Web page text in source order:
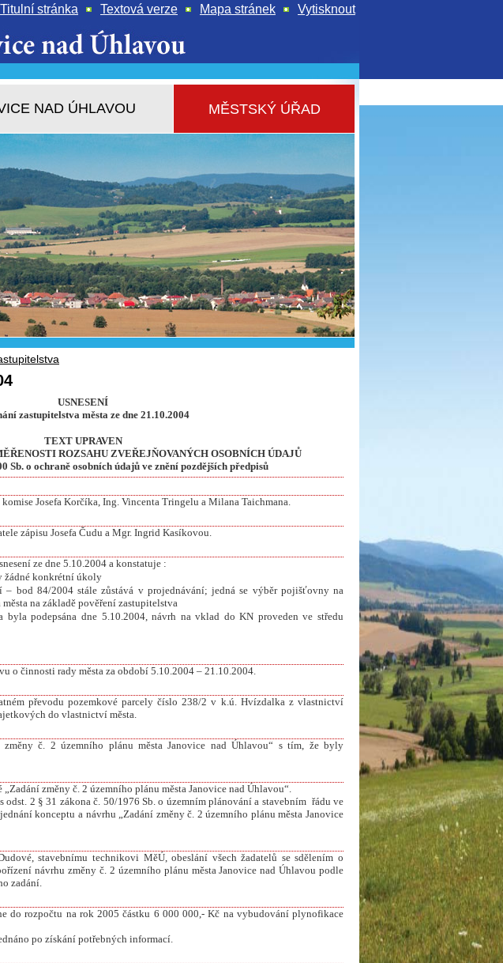
NAD ÚHLAVOU MĚSTSKÝ ÚŘAD
Titulní stránka Textová verze Mapa stránek Vytisknout
USNESENÍ
zastupitelstva města ze dne 21.10.2004
TEXT UPRAVEN
ROZSAHU ZVEŘEJŇOVANÝCH OSOBNÍCH ÚDAJŮ
Sb. o ochraně osobních údajů ve znění pozdějších předpisů
Josefa Korčíka, Ing. Vincenta Tringelu a Milana Taichmana.
zápisu Josefa Čudu a Mgr. Ingrid Kasíkovou.
ze dne 5.10.2004 a konstatuje :
žádné konkrétní úkoly
– bod 84/2004 stále zůstává v projednávání; jedná se výběr pojišťovny na
na základě pověření zastupitelstva
byla podepsána dne 5.10.2004, návrh na vklad do KN proveden ve středu
o činnosti rady města za období 5.10.2004 – 21.10.2004.
převodu pozemkové parcely číslo 238/2 v k.ú. Hvízdalka z vlastnictví
do vlastnictví města.
změny č. 2 územního plánu města Janovice nad Úhlavou“ s tím, že byly
změny č. 2 územního plánu města Janovice nad Úhlavou“.
odst. 2 § 31 zákona č. 50/1976 Sb. o územním plánování a stavebním řádu ve
konceptu a návrhu „Zadání změny č. 2 územního plánu města Janovice
stavebnímu technikovi MěÚ, obeslání všech žadatelů se sdělením o
návrhu změny č. 2 územního plánu města Janovice nad Úhlavou podle
zadání.
do rozpočtu na rok 2005 částku 6 000 000,- Kč na vybudování plynofikace
po získání potřebných informací.